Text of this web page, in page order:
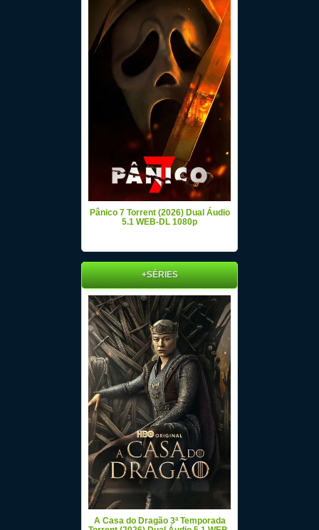
Pânico 7 Torrent (2026) Dual Áudio
5.1 WEB-DL 1080p
+SÉRIES
A Casa do Dragão 3ª Temporada